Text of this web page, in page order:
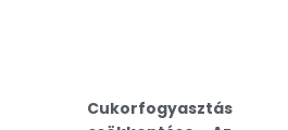
Cukorfogyasztás